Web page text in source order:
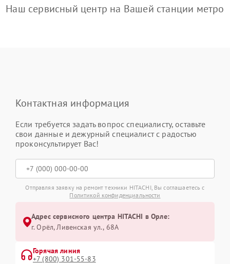
Наш сервисный центр на Вашей станции метро
Контактная информация
Если требуется задать вопрос специалисту, оставьте
свои данные и дежурный специалист с радостью
проконсультирует Вас!
Отправляя заявку на ремонт техники HITACHI, Вы соглашаетесь с
Политикой конфиденциальности
Адрес сервисного центра HITACHI в Орле:
г. Орёл, Ливенская ул., 68А
Горячая линия
+7 (800) 301-55-83